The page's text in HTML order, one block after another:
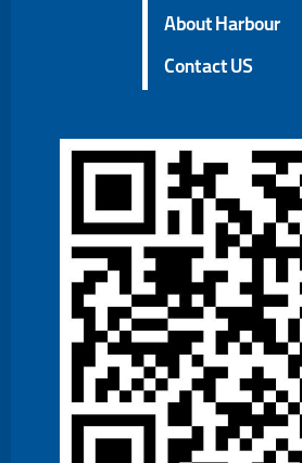
About Harbour
Contact US